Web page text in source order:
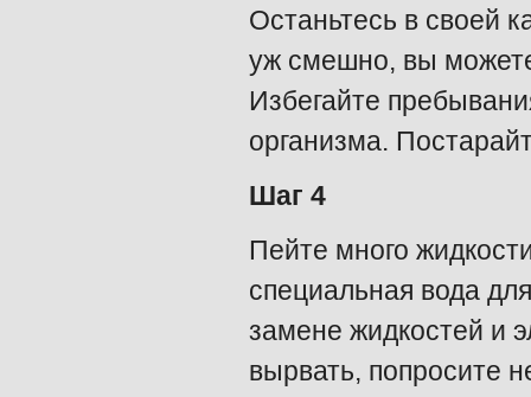
Останьтесь в своей
уж смешно, вы
Избегайте
организма.
Шаг 4
Пейте много
специальная вода
замене жидкостей и
вырвать, попросите